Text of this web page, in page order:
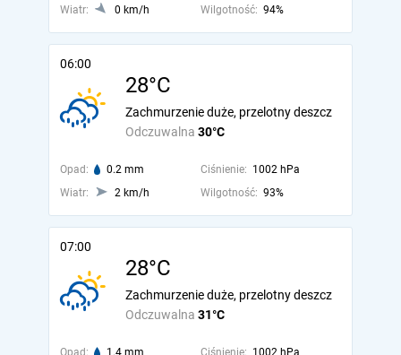
Wiatr:
0 km/h Wilgotność: 94%
06:00
28°C
Odczuwalna 30°C
Zachmurzenie duże, przelotny deszcz
Opad: 0.2 mm Ciśnienie: 1002 hPa
Wiatr:
2 km/h Wilgotność: 93%
07:00
28°C
Odczuwalna 31°C
Zachmurzenie duże, przelotny deszcz
Opad: 1.4 mm Ciśnienie: 1002 hPa